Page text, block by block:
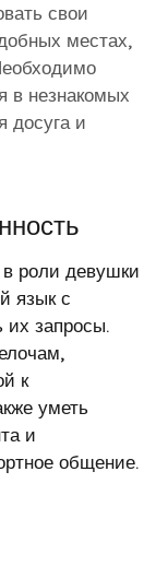
свои
местах,
в незнакомых
досуга и
роли девушки
язык с
их запросы.
к
уметь
и
общение.